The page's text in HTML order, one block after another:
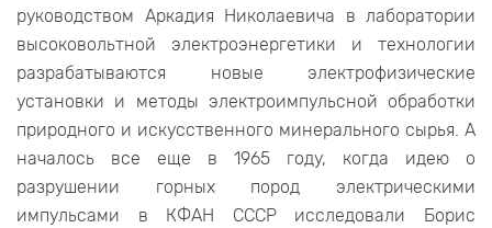
руководством Аркадия Николаевича в лаборатории
высоковольтной электроэнергетики и технологии
разрабатываются новые электрофизические
установки и методы электроимпульсной обработки
природного и искусственного минерального сырья. А
началось все еще в 1965 году, когда идею о
разрушении горных пород электрическими
импульсами в КФАН СССР исследовали Борис